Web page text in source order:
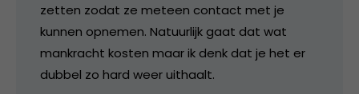
zetten zodat ze meteen contact met je
kunnen opnemen. Natuurlijk gaat dat wat
mankracht kosten maar ik denk dat je het er
dubbel zo hard weer uithaalt.